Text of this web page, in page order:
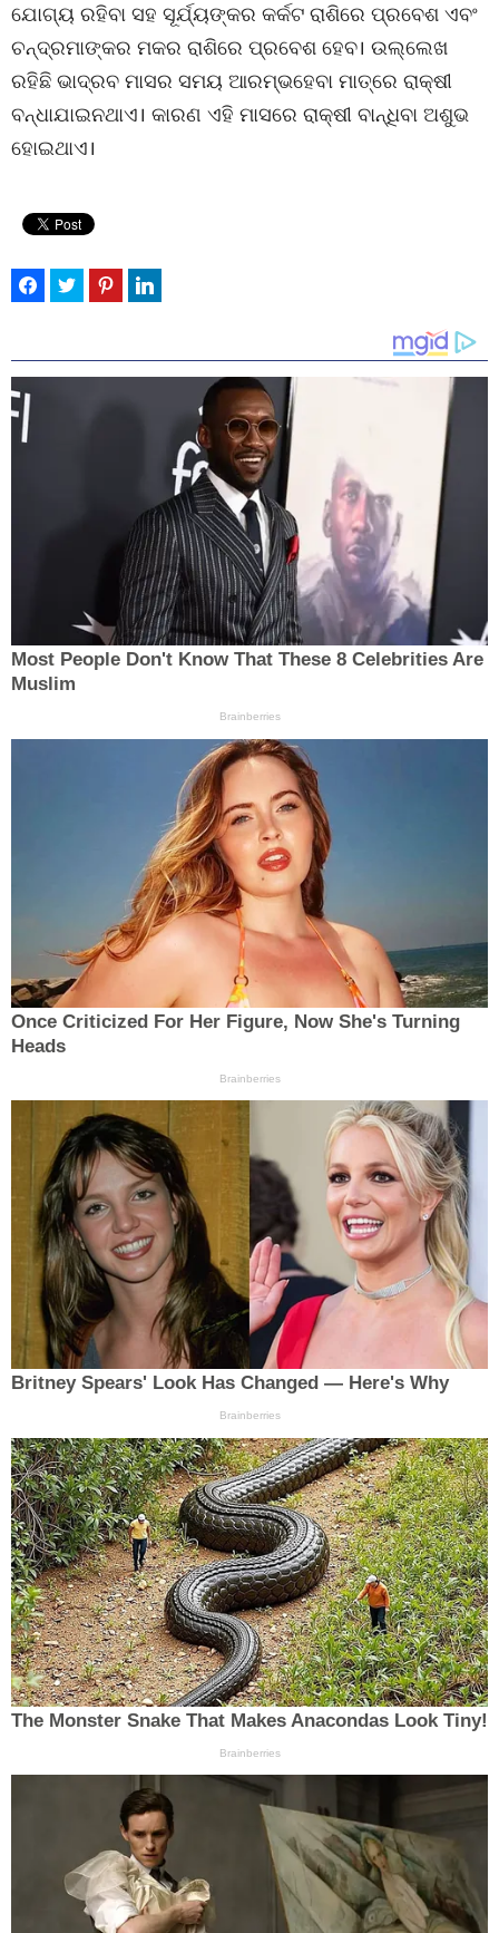
ଯୋଗ୍ୟ ରହିବା ସହ ସୂର୍ଯ୍ୟଙ୍କର କର୍କଟ ରାଶିରେ ପ୍ରବେଶ ଏବଂ
ଚନ୍ଦ୍ରମାଙ୍କର ମକର ରାଶିରେ ପ୍ରବେଶ ହେବ। ଉଲ୍ଲେଖ
ରହିଛି ଭାଦ୍ରବ ମାସର ସମୟ ଆରମ୍ଭହେବା ମାତ୍ରେ ରାକ୍ଷୀ
ବନ୍ଧାଯାଇନଥାଏ। କାରଣ ଏହି ମାସରେ ରାକ୍ଷୀ ବାନ୍ଧିବା ଅଶୁଭ
ହୋଇଥାଏ।